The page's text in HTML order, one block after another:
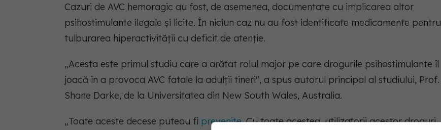
Cazuri de AVC hemoragic au fost, de asemenea, documentate cu implicarea altor
psihostimulante ilegale și licite. În niciun caz nu au fost identificate medicamente pentru
tulburarea hiperactivității cu deficit de atenție.
„Acesta este primul studiu care a arătat rolul major pe care drogurile psihostimulante îl
joacă în a provoca AVC fatale la adulții tineri", a spus autorul principal al studiului, Prof.
Shane Darke, de la Universitatea din New South Wales, Australia.
„Toate aceste decese puteau fi prevenite. Cu toate acestea, utilizatorii acestor droguri